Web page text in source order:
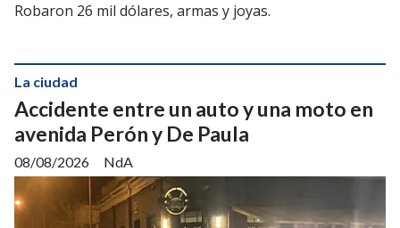
Robaron 26 mil dólares, armas y joyas.
Accidente entre un auto y una moto en
avenida Perón y De Paula
NdA
La ciudad
08/08/2026